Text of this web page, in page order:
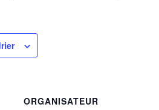
ORGANISATEUR